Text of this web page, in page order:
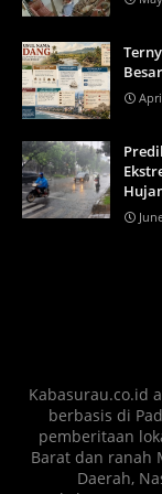
Kabasurau.co.id
berbasis di
pemberitaan
Barat dan ranah
Daerah,